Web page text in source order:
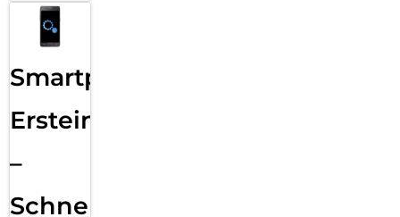
Smartphone
Ersteinrichtung
–
Schnelle